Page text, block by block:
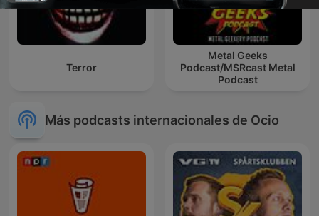
Terror
Metal Geeks
Podcast/MSRcast Metal
Podcast
Más podcasts internacionales de Ocio